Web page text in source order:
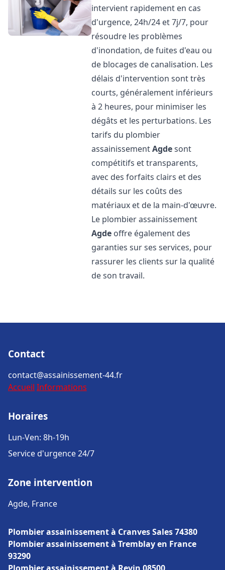
intervient rapidement en cas
d'urgence, 24h/24 et 7j/7, pour
résoudre les problèmes
d'inondation, de fuites d'eau ou
de blocages de canalisation. Les
délais d'intervention sont très
courts, généralement inférieurs
à 2 heures, pour minimiser les
dégâts et les perturbations. Les
tarifs du plombier
assainissementAgdesont
compétitifs et transparents,
avec des forfaits clairs et des
détails sur les coûts des
matériaux et de la main-d'œuvre.
Le plombier assainissement
Agde offre également des
garanties sur ses services, pour
rassurer les clients sur la qualité
de son travail.
Contact
contact@assainissement-44.fr
Accueil Informations
Horaires
Lun-Ven: 8h-19h
Service d'urgence 24/7
Zone intervention
Agde, France
Plombier assainissement à Cranves Sales 74380
Plombier assainissement à Tremblay en France
93290